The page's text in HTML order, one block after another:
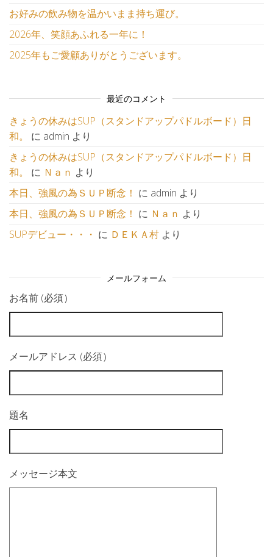
お好みの飲み物を温かいまま持ち運び。
2026年、笑顔あふれる一年に！
2025年もご愛顧ありがとうございます。
最近のコメント
きょうの休みはSUP（スタンドアップパドルボード）日
和。
に admin より
きょうの休みはSUP（スタンドアップパドルボード）日
和。
に Ｎａｎ より
本日、強風の為ＳＵＰ断念！ に admin より
本日、強風の為ＳＵＰ断念！ に Ｎａｎ より
SUPデビュー・・・ に ＤＥＫＡ村 より
メールフォーム
お名前 (必須）
メールアドレス (必須）
題名
メッセージ本文